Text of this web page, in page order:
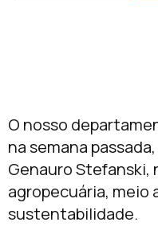
O nosso
na semana
Genauro Stefanski,
agropecuária, meio
sustentabilidade.